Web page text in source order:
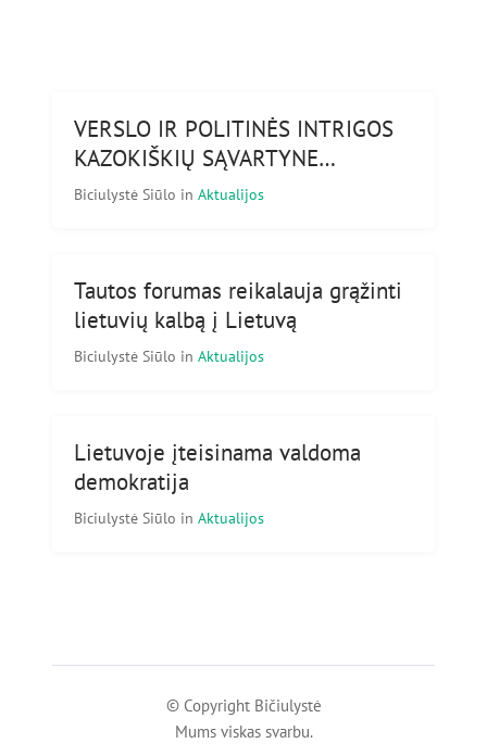
VERSLO IR POLITINĖS INTRIGOS
KAZOKIŠKIŲ SĄVARTYNE…
Biciulystė Siūlo in Aktualijos
Tautos forumas reikalauja grąžinti
lietuvių kalbą į Lietuvą
Biciulystė Siūlo in Aktualijos
Lietuvoje įteisinama valdoma
demokratija
Biciulystė Siūlo in Aktualijos
© Copyright Bičiulystė
Mums viskas svarbu.